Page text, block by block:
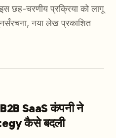
छह-चरणीय प्रक्रिया को लागू
नया लेख प्रकाशित
SaaS कंपनी ने
कैसे बदली